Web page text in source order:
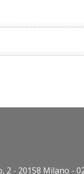
2 - 20158 Milano -